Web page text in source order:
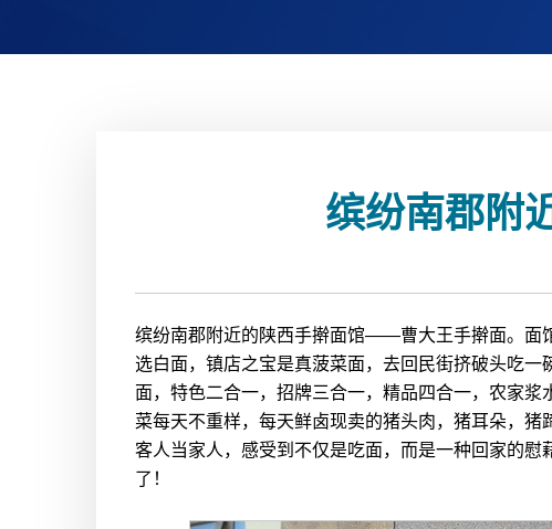
缤纷南郡附
缤纷南郡附近的陕西手擀面馆——曹大王手擀面。面
选白面，镇店之宝是真菠菜面，去回民街挤破头吃
面，特色二合一，招牌三合一，精品四合一，农家
菜每天不重样，每天鲜卤现卖的猪头肉，猪耳朵，
客人当家人，感受到不仅是吃面，而是一种回家的
了！